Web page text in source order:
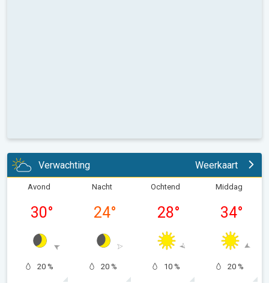
Verwachting Weerkaart
Avond
30°
20 %
Nacht
24°
20 %
Ochtend
28°
10 %
Middag
34°
20 %